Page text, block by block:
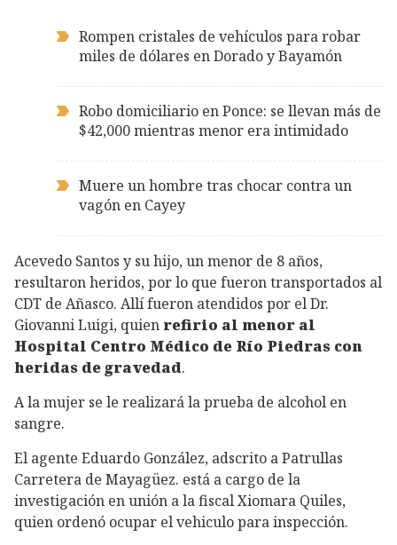
Rompen cristales de vehículos para robar
miles de dólares en Dorado y Bayamón
Robo domiciliario en Ponce: se llevan más de
$42,000 mientras menor era intimidado
Muere un hombre tras chocar contra un
vagón en Cayey
Acevedo Santos y su hijo, un menor de 8 años,
resultaron heridos, por lo que fueron transportados al
CDT de Añasco. Allí fueron atendidos por el Dr.
Giovanni Luigi, quien refirio al menor al
Hospital Centro Médico de Río Piedras con
heridas de gravedad.
A la mujer se le realizará la prueba de alcohol en
sangre.
El agente Eduardo González, adscrito a Patrullas
Carretera de Mayagüez. está a cargo de la
investigación en unión a la fiscal Xiomara Quiles,
quien ordenó ocupar el vehiculo para inspección.